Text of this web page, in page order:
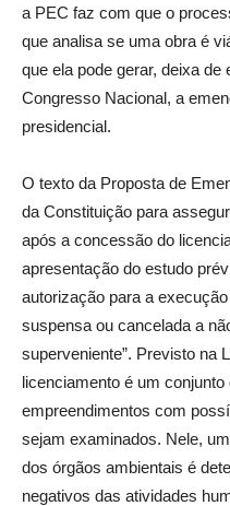
a PEC faz com que o
que analisa se uma obra é
que ela pode gerar, deixa
Congresso Nacional, a
presidencial.
O texto da Proposta de
da Constituição para
após a concessão do
apresentação do estudo
autorização para a
suspensa ou cancelada a
superveniente”. Previsto na
licenciamento é um
empreendimentos com
sejam examinados. Nele,
dos órgãos ambientais é
negativos das atividades